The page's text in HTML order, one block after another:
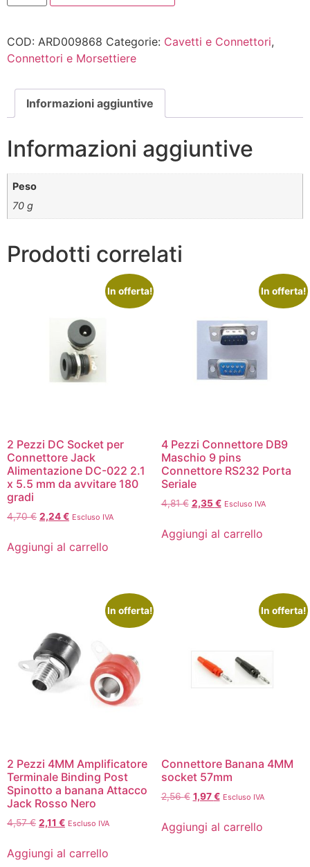
COD: ARD009868 Categorie: Cavetti e Connettori,
Connettori e Morsettiere
Informazioni aggiuntive
Informazioni aggiuntive
Peso
70 g
Prodotti correlati
In offerta!
2 Pezzi DC Socket per
Connettore Jack
Alimentazione DC-022 2.1
x 5.5 mm da avvitare 180
gradi
4,70€ 2,24€ Escluso IVA
Aggiungi al carrello
In offerta!
4 Pezzi Connettore DB9
Maschio 9 pins
Connettore RS232 Porta
Seriale
4,81€ 2,35€ Escluso IVA
Aggiungi al carrello
In offerta!
2 Pezzi 4MM Amplificatore
Terminale Binding Post
Spinotto a banana Attacco
Jack Rosso Nero
4,57€ 2,11 € Escluso IVA
Aggiungi al carrello
In offerta!
Connettore Banana 4MM
socket 57mm
2,56€ 1,97€ Escluso IVA
Aggiungi al carrello